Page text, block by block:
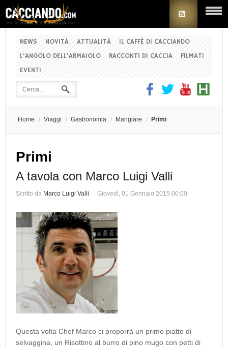
NEWS NOVITÀ ATTUALITÀ
IL CAFFÈ DI CACCIANDO
L'ANGOLO DELL'ARMAIOLO
RACCONTI DI CACCIA
FILMATI
EVENTI
Home / Viaggi / Gastronomia / Mangiare / Primi
Primi
A tavola con Marco Luigi Valli
Scritto da Marco Luigi Valli Giovedì, 01 Gennaio 2015 00:00
Questa volta Chef Marco ci proporrà un primo piatto di
selvaggina, un Risottino al burro di pino mugo con petti di